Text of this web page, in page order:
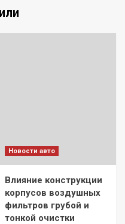
Новости авто
Влияние конструкции
корпусов воздушных
фильтров грубой и
тонкой очистки